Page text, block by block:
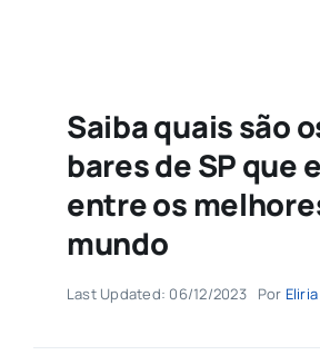
Saiba quais são
bares de SP que
entre os
mundo
Last Updated: 06/12/2023 Por